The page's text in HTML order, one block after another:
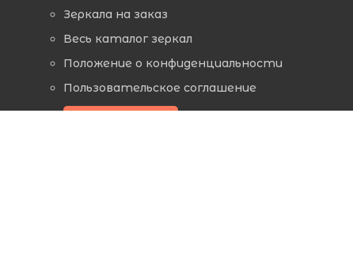
Зеркала на заказ
Весь каталог зеркал
Положение о конфиденциальности
Пользовательское соглашение